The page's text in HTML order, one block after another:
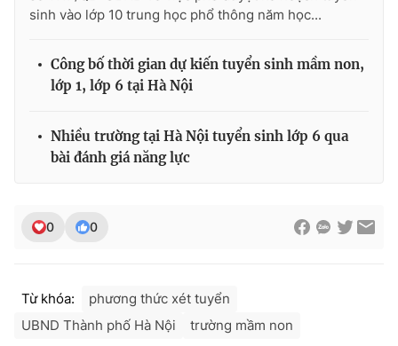
sinh vào lớp 10 trung học phổ thông năm học...
Công bố thời gian dự kiến tuyển sinh mầm non,
lớp 1, lớp 6 tại Hà Nội
Nhiều trường tại Hà Nội tuyển sinh lớp 6 qua
bài đánh giá năng lực
0 0
Từ khóa:
phương thức xét tuyển
UBND Thành phố Hà Nội
trường mầm non